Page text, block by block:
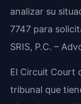
analizar su
7747 para
SRIS, P.C. –
El Circuit Court
tribunal que